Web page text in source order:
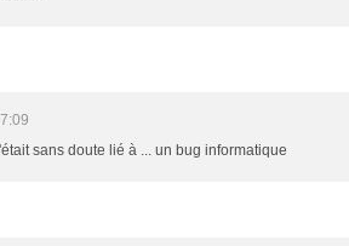
sans doute lié à ... un bug informatique